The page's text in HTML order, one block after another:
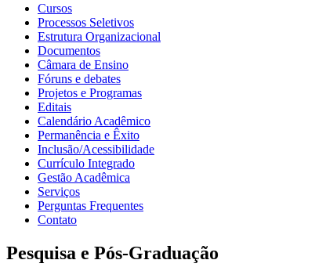
Cursos
Processos Seletivos
Estrutura Organizacional
Documentos
Câmara de Ensino
Fóruns e debates
Projetos e Programas
Editais
Calendário Acadêmico
Permanência e Êxito
Inclusão/Acessibilidade
Currículo Integrado
Gestão Acadêmica
Serviços
Perguntas Frequentes
Contato
Pesquisa e Pós-Graduação